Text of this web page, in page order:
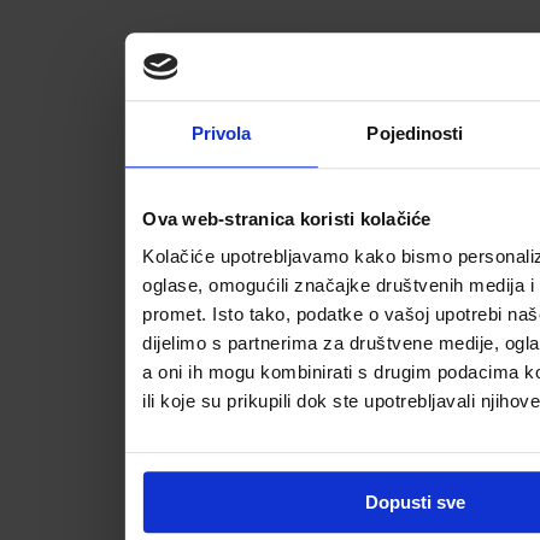
Privola Pojedinosti
Ova web-stranica koristi kolačiće
Kolačiće upotrebljavamo kako bismo
oglase, omogućili značajke društvenih medija i
promet. Isto tako, podatke o vašoj upotrebi
dijelimo s partnerima za društvene medije,
a oni ih mogu kombinirati s drugim podacima
ili koje su prikupili dok ste upotrebljavali
Dopusti sve